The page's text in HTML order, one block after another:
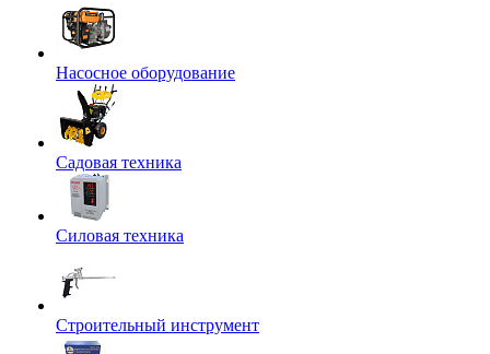
Насосное оборудование
Садовая техника
Силовая техника
Строительный инструмент